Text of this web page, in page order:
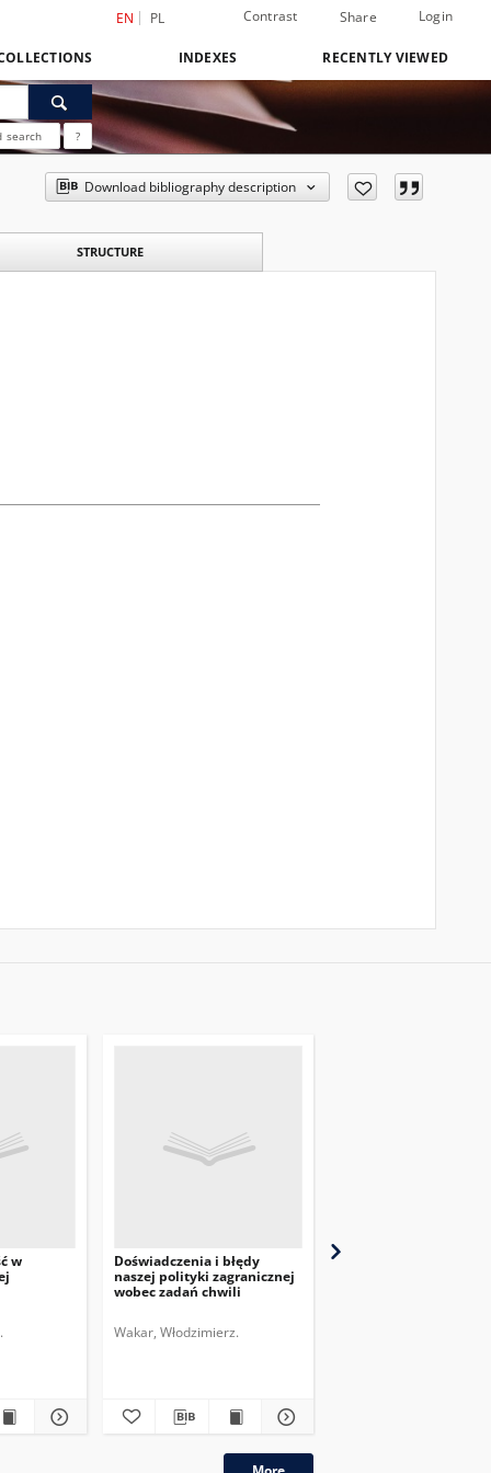
EN PL Contrast Share Login
INDEXES RECENTLY VIEWED
search ?
Download bibliography description
STRUCTURE
w
Doświadczenia i błędy
naszej polityki zagranicznej
wobec zadań chwili
Wakar, Włodzimierz.